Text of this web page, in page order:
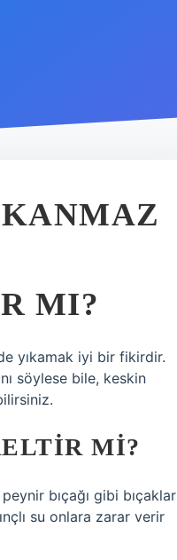
MI?
yıkamak iyi bir fikirdir.
söylese bile, keskin
MI?
peynir bıçağı gibi bıçaklar
su onlara zarar verir